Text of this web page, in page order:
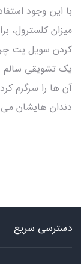
با این وجود
میزان
کردن سویل پت
یک تشویقی
آن ها را سرگرم
دندان هایشان
دسترسی سریع